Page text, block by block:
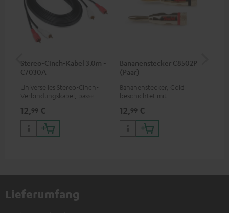
Stereo-Cinch-Kabel 3.0m -
C7030A
Universelles Stereo-Cinch-
Verbindungskabel, passend
Buchsen
12,99 €
Bananenstecker C8502P
(Paar)
Bananenstecker, Gold
beschichtet mit
12,99 €
Lieferumfang